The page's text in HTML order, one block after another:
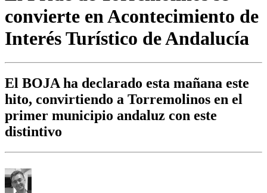
convierte en Acontecimiento de
Interés Turístico de Andalucía
El BOJA ha declarado esta mañana este
hito, convirtiendo a Torremolinos en el
primer municipio andaluz con este
distintivo